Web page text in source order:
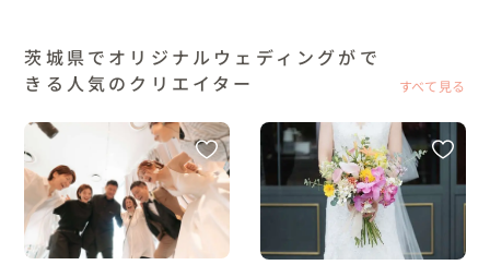
茨城県でオリジナルウェディングがで
きる人気のクリエイター
すべて見る